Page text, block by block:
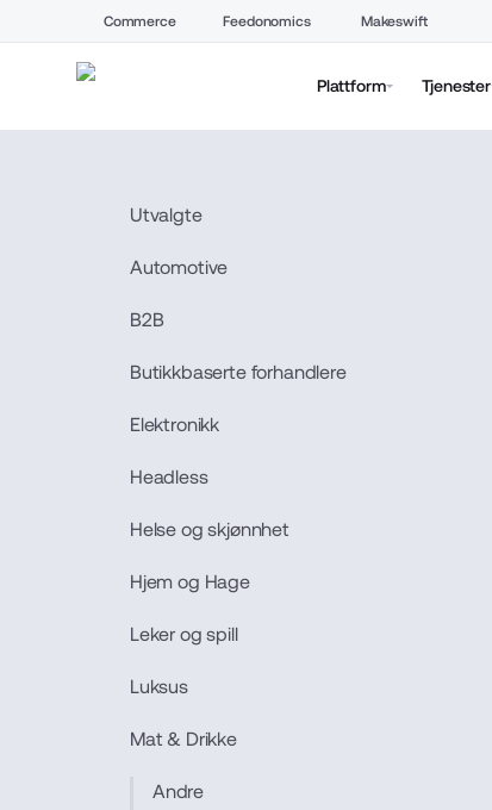
Commerce Feedonomics Makeswift
Plattform Tjenester
Utvalgte
Automotive
B2B
Butikkbaserte forhandlere
Elektronikk
Headless
Helse og skjønnhet
Hjem og Hage
Leker og spill
Luksus
Mat & Drikke
Andre